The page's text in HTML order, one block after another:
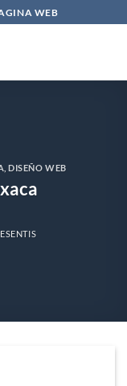
WEB
,DISEÑO WEB